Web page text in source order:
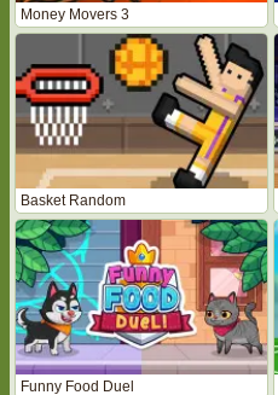
Money Movers 3
Basket Random
Funny Food Duel